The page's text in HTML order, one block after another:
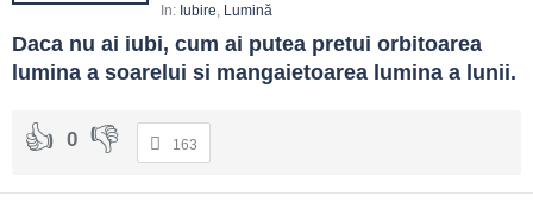
In: Iubire Lumină
Daca nu ai iubi, cum ai putea pretui orbitoarea
lumina a soarelui si mangaietoarea lumina a lunii.
0 163